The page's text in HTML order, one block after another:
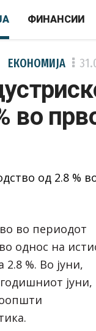
ФИНАНСИИ
ЕКОНОМИЈА
во
во периодот
однос на
%. Во јуни,
јуни,